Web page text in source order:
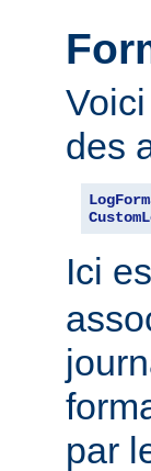
des
Ici
par